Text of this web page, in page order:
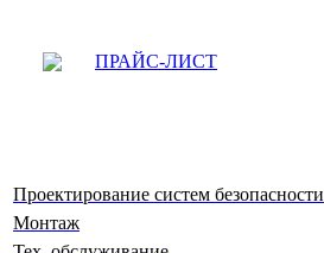
ПРАЙС-ЛИСТ
Проектирование систем безопасности
Монтаж